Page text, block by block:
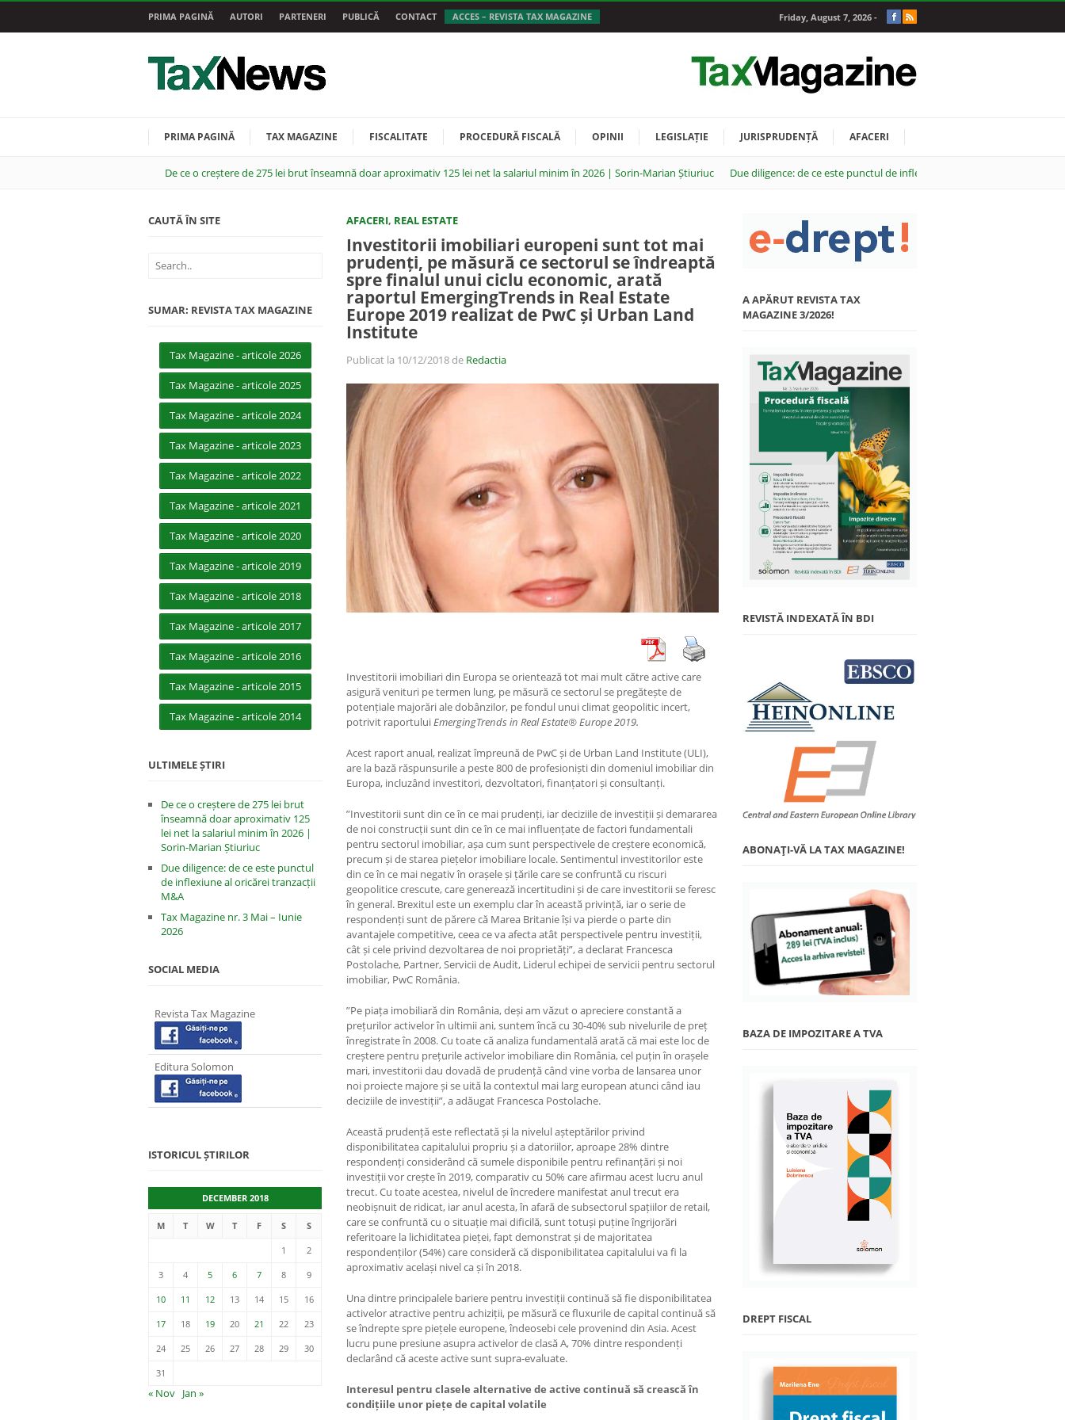
PRIMA PAGINĂ AUTORI PARTENERI PUBLICĂ CONTACT ACCES – REVISTA TAX MAGAZINE Friday, August 7, 2026 -
PRIMA PAGINĂ TAX MAGAZINE FISCALITATE PROCEDURĂ FISCALĂ OPINII LEGISLAȚIE JURISPRUDENȚĂ AFACERI
De ce o creștere de 275 lei brut înseamnă doar aproximativ 125 lei net la salariul minim în 2026 | Sorin-Marian Știuriuc Due diligence: de ce este punctul de inflexiune al oricărei tranzacții M&A
AFACERI, REAL ESTATE
Investitorii imobiliari europeni sunt tot mai
prudenți, pe măsură ce sectorul se îndreaptă
spre finalul unui ciclu economic, arată
raportul EmergingTrends in Real Estate
Europe 2019 realizat de PwC și Urban Land
Institute
Publicat la 10/12/2018 de Redactia
Investitorii imobiliari din Europa se orientează tot mai mult către active care
asigură venituri pe termen lung, pe măsură ce sectorul se pregătește de
potențiale majorări ale dobânzilor, pe fondul unui climat geopolitic incert,
potrivit raportuluiEmergingTrends in Real Estate® Europe 2019.
Acest raport anual, realizat împreună de PwC și de Urban Land Institute (ULI),
are la bază răspunsurile a peste 800 de profesioniști din domeniul imobiliar din
Europa, incluzând investitori, dezvoltatori, finanțatori și consultanți.
”Investitorii sunt din ce în ce mai prudenți, iar deciziile de investiții și demararea
de noi construcții sunt din ce în ce mai influențate de factori fundamentali
pentru sectorul imobiliar, așa cum sunt perspectivele de creștere economică,
precum și de starea piețelor imobiliare locale. Sentimentul investitorilor este
din ce în ce mai negativ în orașele și țările care se confruntă cu riscuri
geopolitice crescute, care generează incertitudini și de care investitorii se feresc
în general. Brexitul este un exemplu clar în această privință, iar o serie de
respondenți sunt de părere că Marea Britanie își va pierde o parte din
avantajele competitive, ceea ce va afecta atât perspectivele pentru investiții,
cât și cele privind dezvoltarea de noi proprietăți”, a declarat Francesca
Postolache, Partner, Servicii de Audit, Liderul echipei de servicii pentru sectorul
imobiliar, PwC România.
”Pe piața imobiliară din România, deși am văzut o apreciere constantă a
prețurilor activelor în ultimii ani, suntem încă cu 30-40% sub nivelurile de preț
înregistrate în 2008. Cu toate că analiza fundamentală arată că mai este loc de
creștere pentru prețurile activelor imobiliare din România, cel puțin în orașele
mari, investitorii dau dovadă de prudență când vine vorba de lansarea unor
noi proiecte majore și se uită la contextul mai larg european atunci când iau
deciziile de investiții”, a adăugat Francesca Postolache.
Această prudență este reflectată și la nivelul așteptărilor privind
disponibilitatea capitalului propriu și a datoriilor, aproape 28% dintre
respondenți considerând că sumele disponibile pentru refinanțări și noi
investiții vor crește în 2019, comparativ cu 50% care afirmau acest lucru anul
trecut. Cu toate acestea, nivelul de încredere manifestat anul trecut era
neobișnuit de ridicat, iar anul acesta, în afară de subsectorul spațiilor de retail,
care se confruntă cu o situație mai dificilă, sunt totuși puține îngrijorări
referitoare la lichiditatea pieței, fapt demonstrat și de majoritatea
respondenților (54%) care consideră că disponibilitatea capitalului va fi la
aproximativ același nivel ca și în 2018.
Una dintre principalele bariere pentru investiții continuă să fie disponibilitatea
activelor atractive pentru achiziții, pe măsură ce fluxurile de capital continuă să
se îndrepte spre piețele europene, îndeosebi cele provenind din Asia. Acest
lucru pune presiune asupra activelor de clasă A, 70% dintre respondenți
declarând că aceste active sunt supra-evaluate.
Interesul pentru clasele alternative de active continuă să crească în
condițiile unor piețe de capital volatile
CAUTĂ ÎN SITE
SUMAR: REVISTA TAX MAGAZINE
Tax Magazine - articole 2026
Tax Magazine - articole 2025
Tax Magazine - articole 2024
Tax Magazine - articole 2023
Tax Magazine - articole 2022
Tax Magazine - articole 2021
Tax Magazine - articole 2020
Tax Magazine - articole 2019
Tax Magazine - articole 2018
Tax Magazine - articole 2017
Tax Magazine - articole 2016
Tax Magazine - articole 2015
Tax Magazine - articole 2014
ULTIMELE ȘTIRI
De ce o creștere de 275 lei brut
înseamnă doar aproximativ 125
lei net la salariul minim în 2026 |
Sorin-Marian Știuriuc
Due diligence: de ce este punctul
de inflexiune al oricărei tranzacții
M&A
Tax Magazine nr. 3 Mai – Iunie
2026
SOCIAL MEDIA
Revista Tax Magazine
Editura Solomon
ISTORICUL ȘTIRILOR
DECEMBER 2018
M T W T F S S
1 2
3 4 5 6 7 8 9
10 11 12 13 14 15 16
17 18 19 20 21 22 23
24 25 26 27 28 29 30
31
« Nov Jan »
A APĂRUT REVISTA TAX
MAGAZINE 3/2026!
REVISTĂ INDEXATĂ ÎN BDI
ABONAŢI-VĂ LA TAX MAGAZINE!
BAZA DE IMPOZITARE A TVA
DREPT FISCAL